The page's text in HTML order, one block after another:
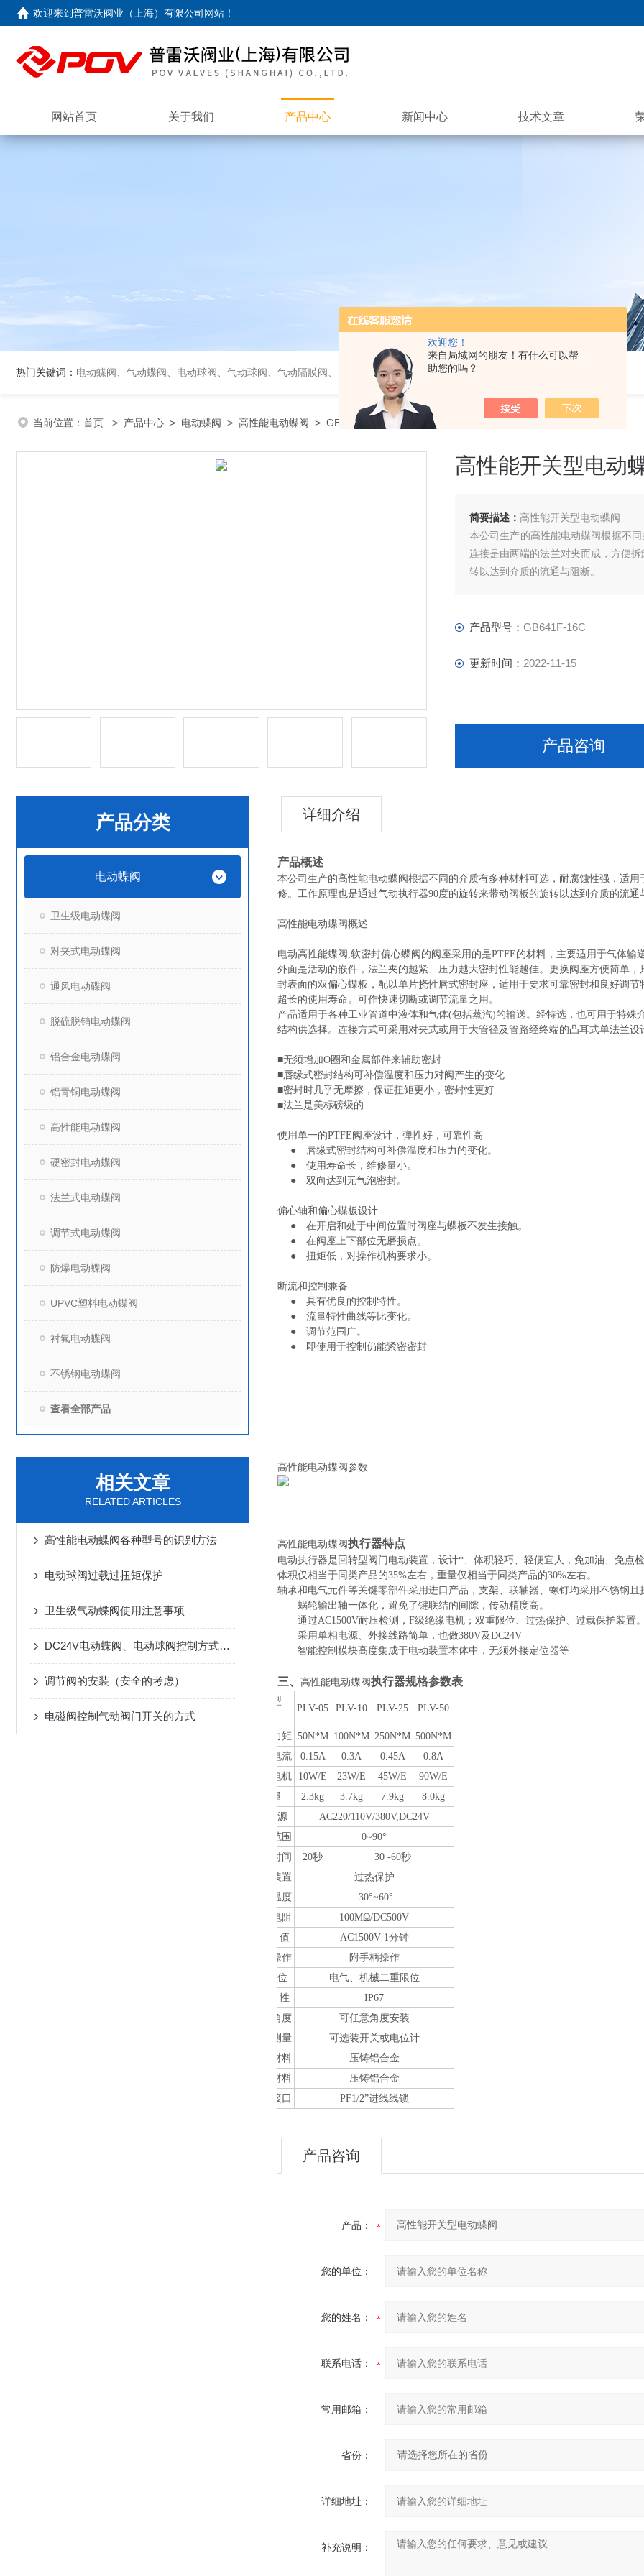
欢迎您！
来自局域网的朋友！有什么可以帮
助您的吗？
欢迎来到普雷沃阀业（上海）有限公司网站 ！
网站首页 关于我们 产品中心 新闻中心 技术文章
热门关键词： 电动蝶阀、气动蝶阀、电动球阀、气动球阀、气动隔膜阀、电磁阀、调节阀、气动角座阀
当前位置： 首页 > 产品中心 > 电动蝶阀 > 高性能电动蝶阀 > GB641F-16C高性能开关型电动蝶阀
高性能开关型电动
简要描述： 高性能开关型电动蝶阀
本公司生产的高性能电动蝶阀根据不
连接是由两端的法兰对夹而成，方便
转以达到介质的流通与阻断。
产品型号： GB641F-16C
更新时间： 2022-11-15
产品咨询
产品分类
电动蝶阀
卫生级电动蝶阀
对夹式电动蝶阀
通风电动碟阀
脱硫脱销电动蝶阀
铝合金电动蝶阀
铝青铜电动蝶阀
高性能电动蝶阀
硬密封电动蝶阀
法兰式电动蝶阀
调节式电动蝶阀
防爆电动蝶阀
UPVC塑料电动蝶阀
衬氟电动蝶阀
不锈钢电动蝶阀
查看全部产品
相关文章
RELATED ARTICLES
高性能电动蝶阀各种型号的识别方法
电动球阀过载过扭矩保护
卫生级气动蝶阀使用注意事项
DC24V电动蝶阀、电动球阀控制方式及接线图
调节阀的安装（安全的考虑）
电磁阀控制气动阀门开关的方式
详细介绍
产品概述
本公司生产的高性能电动蝶阀根据不同的介质有多种材料可选，耐腐蚀性强，适
修。工作原理也是通过气动执行器90度的旋转来带动阀板 的旋转以达到介质的流通
高性能电动蝶阀概述
电动高性能蝶阀 ,软密封偏心蝶阀的阀座采用的是PTFE的材料，主要适用于气体
外面是活动的嵌件，法兰夹的越紧、压力越大密封性能越佳。更换阀座方便简单
封表面的双偏心蝶板，配以单片挠性唇式密封座，适用于要求可靠密封和良好调
超长的使用寿命。可作快速切断或调节流量之用。
产品适用于各种工业管道中液体和气体(包括蒸汽)的输送。经特选，也可用于特
结构供选择。连接方式可采用对夹式或用于大管径及管路经终端的凸耳式单法兰设
■无须增加O圈和金属部件来辅助密封
■唇缘式密封结构可补偿温度和压力对阀产生的变化
■密封时几乎无摩擦，保证扭矩更小，密封性更好
■法兰是美标磅级的
使用单一的PTFE阀座设计，弹性好，可靠性高
● 唇缘式密封结构可补偿温度和压力的变化。
● 使用寿命长，维修量小。
● 双向达到无气泡密封。
偏心轴和偏心蝶板设计
● 在开启和处于中间位置时阀座与蝶板不发生接触。
● 在阀座上下部位无磨损点。
● 扭矩低，对操作机构要求小。
断流和控制兼备
● 具有优良的控制特性。
● 流量特性曲线等比变化。
● 调节范围广。
● 即使用于控制仍能紧密密封
高性能电动蝶阀参数
高性能电动蝶阀执行器特点
电动执行器是回转型阀门电动装置，设计*、体积轻巧、轻便宜人，免加油、免点
体积仅相当于同类产品的35%左右，重量仅相当于同类产品的30%左右。
轴承和电气元件等关键零部件采用进口产品，支架、联轴器、螺钉均采用不锈钢且
蜗轮输出轴一体化，避免了键联结的间隙，传动精度高。
通过AC1500V耐压检测，F级绝缘电机；双重限位、过热保护、过载保护装置。
采用单相电源、外接线路简单，也做380V及DC24V
智能控制模块高度集成于电动装置本体中，无须外接定位器等
三、 高性能电动蝶阀执行器规格参数表
机型
PLV-05 PLV-10 PLV-25 PLV-50
输出力矩 50N*M 100N*M 250N*M 500N*M
额定电流
0.15A 0.3A 0.45A
0.8A
驱动电机
10W/E 23W/E 45W/E
90W/E
重量
2.3kg 3.7kg 7.9kg 8.0kg
电 源
AC220/110V/380V,DC24V
动作范围
0~90°
动作时间
20秒 30 -60秒
保护装置
过热保护
环境温度
-30°~60°
绝缘电阻
100MΩ/DC500V
耐 压 值
AC1500V 1分钟
手动操作
附手柄操作
限 位
电气、机械二重限位
防 水 性
IP67
安装角度
可任意角度安装
位置测量
可选装开关或电位计
箱体材料
压铸铝合金
盖子材料
压铸铝合金
进线接口
PF1/2”进线线锁
产品咨询
产品：
您的单位：
您的姓名：
联系电话：
常用邮箱：
省份：
详细地址：
补充说明：